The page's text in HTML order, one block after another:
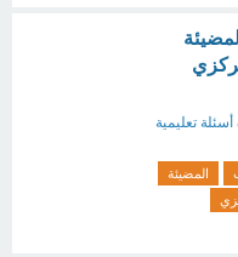
أسئلة تعليمية
المضيئة